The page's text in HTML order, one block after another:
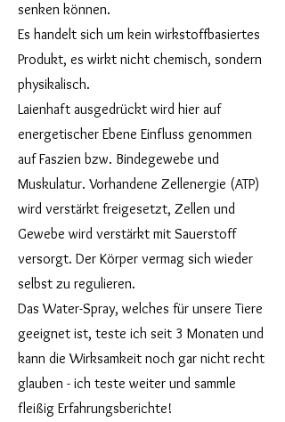
senken können.
Es handelt sich um kein wirkstoffbasiertes
Produkt, es wirkt nicht chemisch, sondern
physikalisch.
Laienhaft ausgedrückt wird hier auf
energetischer Ebene Einfluss genommen
auf Faszien bzw. Bindegewebe und
Muskulatur. Vorhandene Zellenergie (ATP)
wird verstärkt freigesetzt, Zellen und
Gewebe wird verstärkt mit Sauerstoff
versorgt. Der Körper vermag sich wieder
selbst zu regulieren.
Das Water-Spray, welches für unsere Tiere
geeignet ist, teste ich seit 3 Monaten und
kann die Wirksamkeit noch gar nicht recht
glauben - ich teste weiter und sammle
fleißig Erfahrungsberichte!